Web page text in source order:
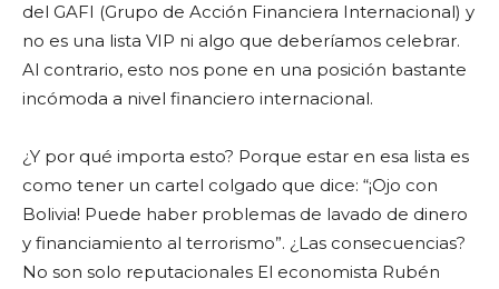
del GAFI (Grupo de Acción Financiera Internacional) y
no es una lista VIP ni algo que deberíamos celebrar.
Al contrario, esto nos pone en una posición bastante
incómoda a nivel financiero internacional.
¿Y por qué importa esto? Porque estar en esa lista es
como tener un cartel colgado que dice: “¡Ojo con
Bolivia! Puede haber problemas de lavado de dinero
y financiamiento al terrorismo”. ¿Las consecuencias?
No son solo reputacionales El economista Rubén